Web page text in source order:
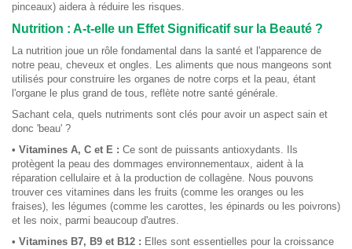
pinceaux) aidera à réduire les risques.
Nutrition : A-t-elle un Effet Significatif sur la Beauté ?
La nutrition joue un rôle fondamental dans la santé et l'apparence de
notre peau, cheveux et ongles. Les aliments que nous mangeons sont
utilisés pour construire les organes de notre corps et la peau, étant
l'organe le plus grand de tous, reflète notre santé générale.
Sachant cela, quels nutriments sont clés pour avoir un aspect sain et
donc 'beau' ?
• Vitamines A, C et E : Ce sont de puissants antioxydants. Ils
protègent la peau des dommages environnementaux, aident à la
réparation cellulaire et à la production de collagène. Nous pouvons
trouver ces vitamines dans les fruits (comme les oranges ou les
fraises), les légumes (comme les carottes, les épinards ou les poivrons)
et les noix, parmi beaucoup d'autres.
• Vitamines B7, B9 et B12 : Elles sont essentielles pour la croissance